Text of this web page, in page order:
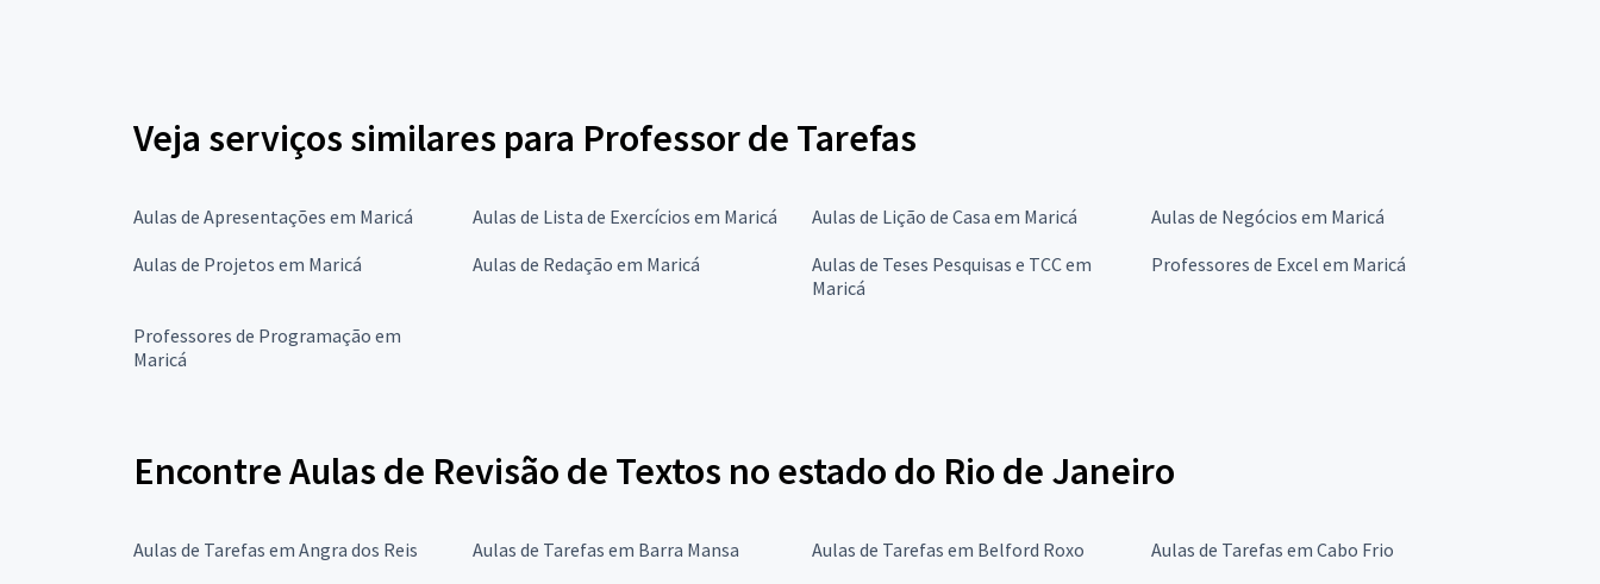
Veja serviços similares para Professor de Tarefas
Aulas de Apresentações em Maricá Aulas de Lista de Exercícios em Maricá Aulas de Lição de Casa em Maricá
Aulas de Negócios em Maricá
Aulas de Projetos em Maricá
Aulas de Redação em Maricá
Aulas de Teses Pesquisas e TCC em
Maricá
Professores de Excel em Maricá
Professores de Programação em
Maricá
Encontre Aulas de Revisão de Textos no estado do Rio de Janeiro
Aulas de Tarefas em Angra dos Reis Aulas de Tarefas em Barra Mansa Aulas de Tarefas em Belford Roxo
Aulas de Tarefas em Cabo Frio